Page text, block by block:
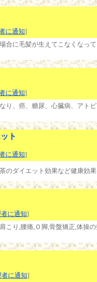
に通知]
合に毛髪が生えてこなくなっ
に通知]
り、癌、糖尿、心臓病、アト
ト
に通知]
のダイエット効果など健康効
に通知]
こり,腰痛,Ｏ脚,骨盤矯正,体操
に通知]